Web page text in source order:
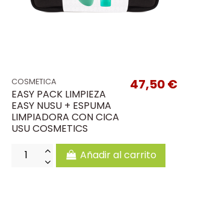
COSMETICA
EASY PACK LIMPIEZA
EASY NUSU + ESPUMA
LIMPIADORA CON CICA
USU COSMETICS
47,50 €
Añadir al carrito